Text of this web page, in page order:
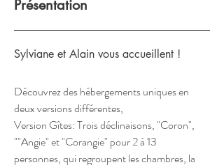
Présentation
Sylviane et Alain vous accueillent !
Découvrez des hébergements uniques en
deux versions différentes,
Version Gîtes: Trois déclinaisons, "Coron",
""Angie" et "Corangie" pour 2 à 13
personnes, qui regroupent les chambres, la